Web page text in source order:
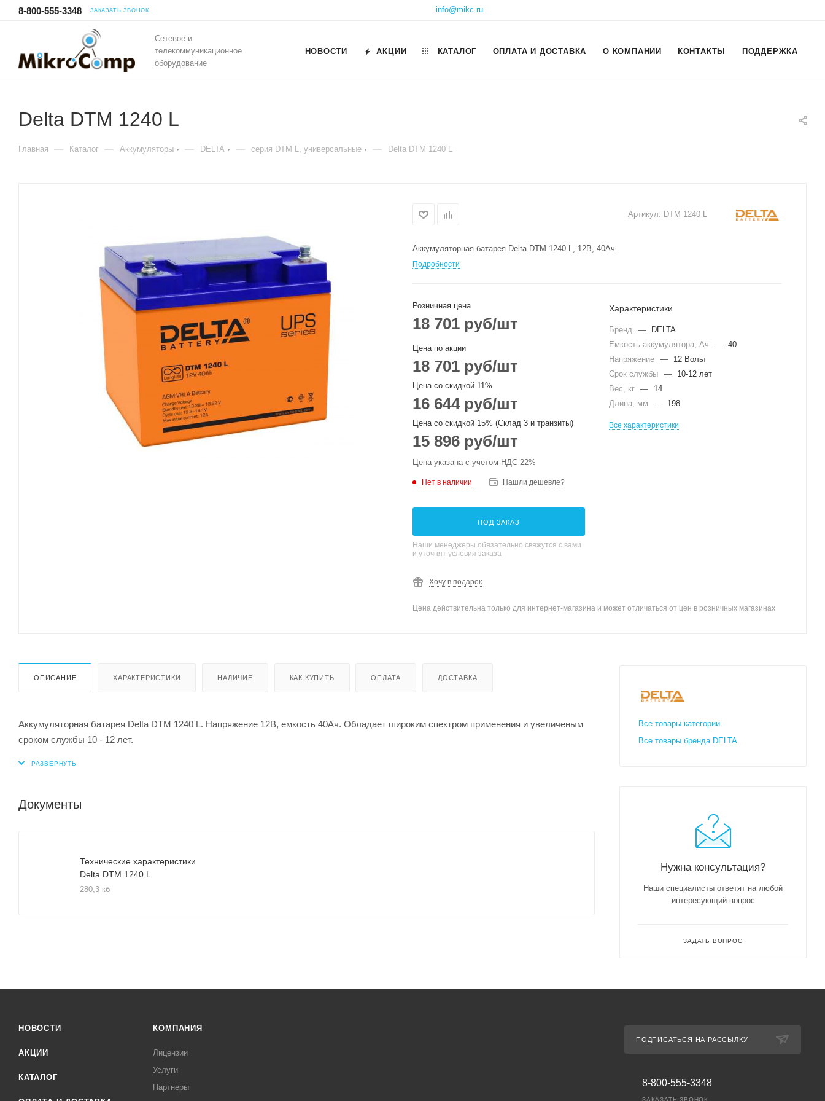
8-800-555-3348 ЗАКАЗАТЬ ЗВОНОК info@mikc.ru
Сетевое и
телекоммуникационное
оборудование
НОВОСТИ АКЦИИ КАТАЛОГ ОПЛАТА И ДОСТАВКА О КОМПАНИИ КОНТАКТЫ ПОДДЕРЖКА
Delta DTM 1240 L
Главная — Каталог — Аккумуляторы — DELTA — серия DTM L, универсальные — Delta DTM 1240 L
Артикул: DTM 1240 L
Аккумуляторная батарея Delta DTM 1240 L, 12В, 40Ач.
Подробности
Розничная цена
18 701 руб/шт
Цена по акции
18 701 руб/шт
Цена со скидкой 11%
16 644руб/шт
Цена со скидкой 15% (Склад 3 и транзиты)
15 896 руб/шт
Цена указана с учетом НДС 22%
Нет в наличии Нашли дешевле?
ПОД ЗАКАЗ
Наши менеджеры обязательно свяжутся с вами
и уточнят условия заказа
Хочу в подарок
Характеристики
Бренд —
DELTA
Ёмкость аккумулятора, Ач
— 40
Напряжение —
12 Вольт
Срок службы —
10-12 лет
Вес, кг —
14
Длина, мм
— 198
Все характеристики
Цена действительна только для интернет-магазина и может отличаться от цен в розничных магазинах
ОПИСАНИЕ ХАРАКТЕРИСТИКИ НАЛИЧИЕ КАК КУПИТЬ ОПЛАТА ДОСТАВКА
Аккумуляторная батарея Delta DTM 1240 L. Напряжение 12В, емкость 40Ач. Обладает широким спектром применения и увеличеным
сроком службы 10 - 12 лет.
Документы
Технические характеристики
Delta DTM 1240 L
280,3 кб
Все товары категории
Все товары бренда DELTA
Нужна консультация?
Наши специалисты ответят на любой
интересующий вопрос
ЗАДАТЬ ВОПРОС
НОВОСТИ
АКЦИИ
КАТАЛОГ
КОМПАНИЯ
Лицензии
Услуги
Партнеры
ПОДПИСАТЬСЯ НА РАССЫЛКУ
8-800-555-3348
ЗАКАЗАТЬ ЗВОНОК